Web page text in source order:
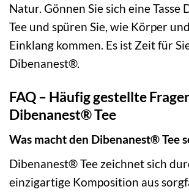
Natur. Gönnen Sie sich eine Tasse
Tee und spüren Sie, wie Körper
Einklang kommen. Es ist Zeit für
Dibenanest®.
FAQ – Häufig gestellte
Dibenanest® Tee
Was macht den Dibenanest® Tee
Dibenanest® Tee zeichnet sich
einzigartige Komposition aus